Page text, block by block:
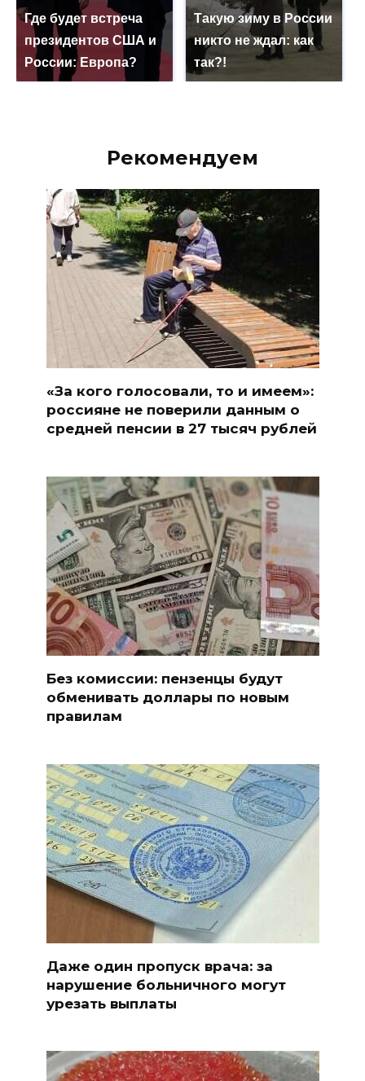
Где будет встреча
президентов США и
России: Европа?
Такую зиму в России
никто не ждал: как
так?!
Рекомендуем
«За кого голосовали, то и имеем»:
россияне не поверили данным о
средней пенсии в 27 тысяч рублей
Без комиссии: пензенцы будут
обменивать доллары по новым
правилам
Даже один пропуск врача: за
нарушение больничного могут
урезать выплаты